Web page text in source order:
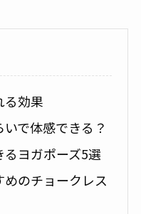
る効果
で体感できる？
ヨガポーズ5選
のチョークレス